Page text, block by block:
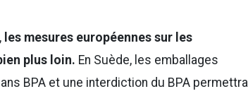
, les mesures européennes sur les
plus loin. En Suède, les emballages
BPA et une interdiction du BPA